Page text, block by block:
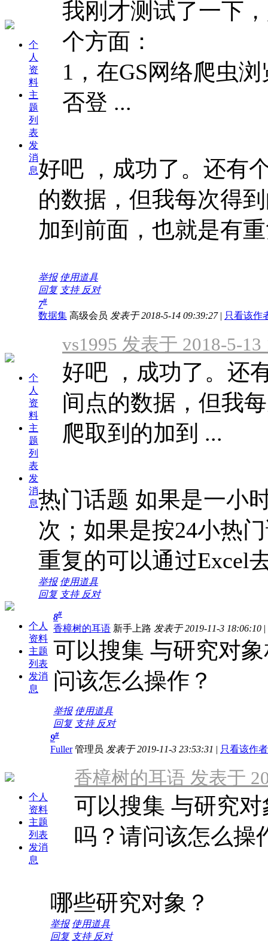
个
人
资
料
主
题
列
表
发
消
息
我刚才测试了一下
个方面：
1，在GS网络爬虫
否登 ...
好吧 ，成功了。还有
的数据，但我每次得
加到前面，也就是有
举报 使用道具
回复 支持 反对
个
人
资
料
主
题
列
表
发
消
息
7#
数据集 高级会员 发表于 2018-5-14 09:39:27 | 只看该作
vs1995 发表于 2018-5-13
好吧 ，成功了。还
间点的数据，但我
爬取到的加到 ...
热门话题 如果是一小
次；如果是按24小热
重复的可以通过Excel
举报 使用道具
回复 支持 反对
个人
资料
主题
列表
发消
息
8#
香樟树的耳语 新手上路 发表于 2019-11-3 18:06:10 |
可以搜集 与研究对
问该怎么操作？
举报 使用道具
回复 支持 反对
个人
资料
主题
列表
发消
息
9#
Fuller 管理员 发表于 2019-11-3 23:53:31 | 只看该作者
香樟树的耳语 发表于
可以搜集 与研究
吗？请问该怎么操
哪些研究对象？
举报 使用道具
回复 支持 反对